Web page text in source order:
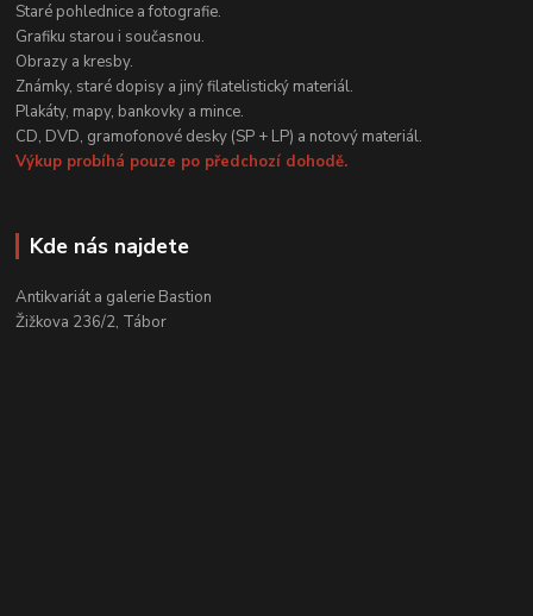
Staré pohlednice a fotografie.
Grafiku starou i současnou.
Obrazy a kresby.
Známky, staré dopisy a jiný filatelistický materiál.
Plakáty, mapy, bankovky a mince.
CD, DVD, gramofonové desky (SP + LP) a notový materiál.
Výkup probíhá pouze po předchozí dohodě.
Kde nás najdete
Antikvariát a galerie Bastion
Žižkova 236/2, Tábor